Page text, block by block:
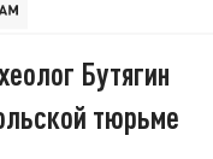
Бутягин
тюрьме